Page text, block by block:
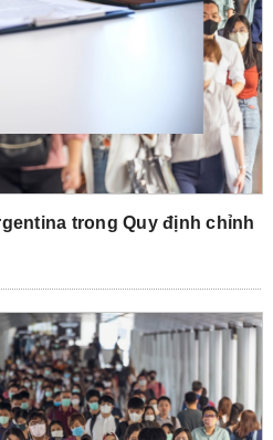
trong Quy định chỉnh